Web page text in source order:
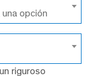
opción
riguroso